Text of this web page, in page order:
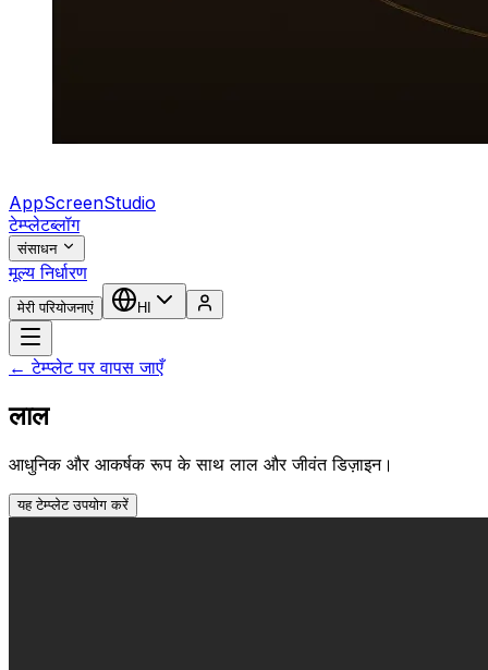
AppScreenStudio
टेम्प्लेटब्लॉग
संसाधन
मूल्य निर्धारण
मेरी परियोजनाएं HI
← टेम्प्लेट पर वापस जाएँ
लाल
आधुनिक और आकर्षक रूप के साथ लाल और जीवंत डिज़ाइन।
यह टेम्प्लेट उपयोग करें